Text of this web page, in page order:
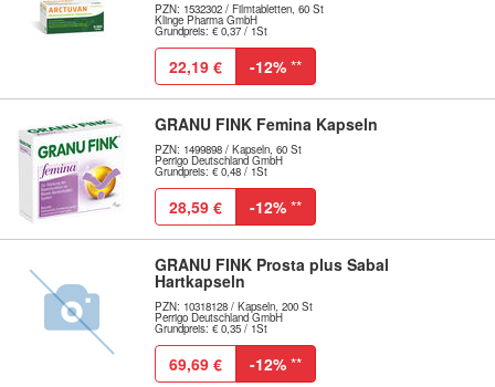
PZN: 1532302 / Filmtabletten, 60 St
Klinge Pharma GmbH
Grundpreis: € 0,37 / 1St
22,19 € -12% **
GRANU FINK Femina Kapseln
PZN: 1499898 / Kapseln, 60 St
Perrigo Deutschland GmbH
Grundpreis: € 0,48 / 1St
28,59 € -12% **
GRANU FINK Prosta plus Sabal
Hartkapseln
PZN: 10318128 / Kapseln, 200 St
Perrigo Deutschland GmbH
Grundpreis: € 0,35 / 1St
69,69 € -12% **